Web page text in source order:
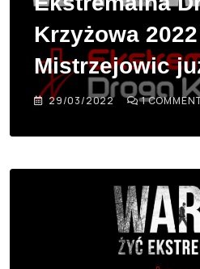
Krzyżowa
Mistrzejowic
29/03/2022 1